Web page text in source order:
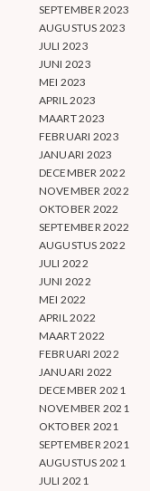
SEPTEMBER 2023
AUGUSTUS 2023
JULI 2023
JUNI 2023
MEI 2023
APRIL 2023
MAART 2023
FEBRUARI 2023
JANUARI 2023
DECEMBER 2022
NOVEMBER 2022
OKTOBER 2022
SEPTEMBER 2022
AUGUSTUS 2022
JULI 2022
JUNI 2022
MEI 2022
APRIL 2022
MAART 2022
FEBRUARI 2022
JANUARI 2022
DECEMBER 2021
NOVEMBER 2021
OKTOBER 2021
SEPTEMBER 2021
AUGUSTUS 2021
JULI 2021